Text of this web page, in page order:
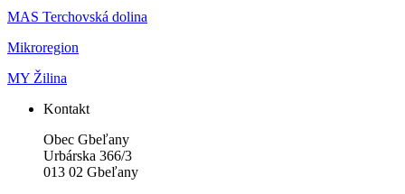
MAS Terchovská dolina
Mikroregion
MY Žilina
Kontakt
Obec Gbeľany
Urbárska 366/3
013 02 Gbeľany